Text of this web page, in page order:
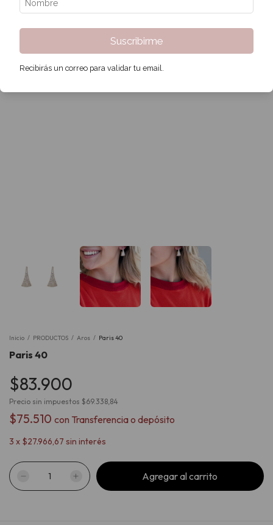
Inicio / PRODUCTOS / Aros / Paris 40
Paris 40
$83.900
Precio sin impuestos $69.338,84
$75.510 con Transferencia o depósito
3 x $27.966,67 sin interés
Suscribirme
Recibirás un correo para validar tu email.